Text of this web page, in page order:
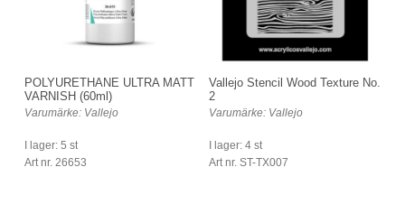
POLYURETHANE ULTRA MATT
VARNISH (60ml)
Varumärke: Vallejo
I lager: 5 st
Art nr. 26653
Vallejo Stencil Wood Texture No.
2
Varumärke: Vallejo
I lager: 4 st
Art nr. ST-TX007